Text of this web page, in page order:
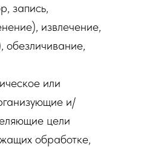
запись,
извлечение,
обезличивание,
или
и/
цели
обработке,